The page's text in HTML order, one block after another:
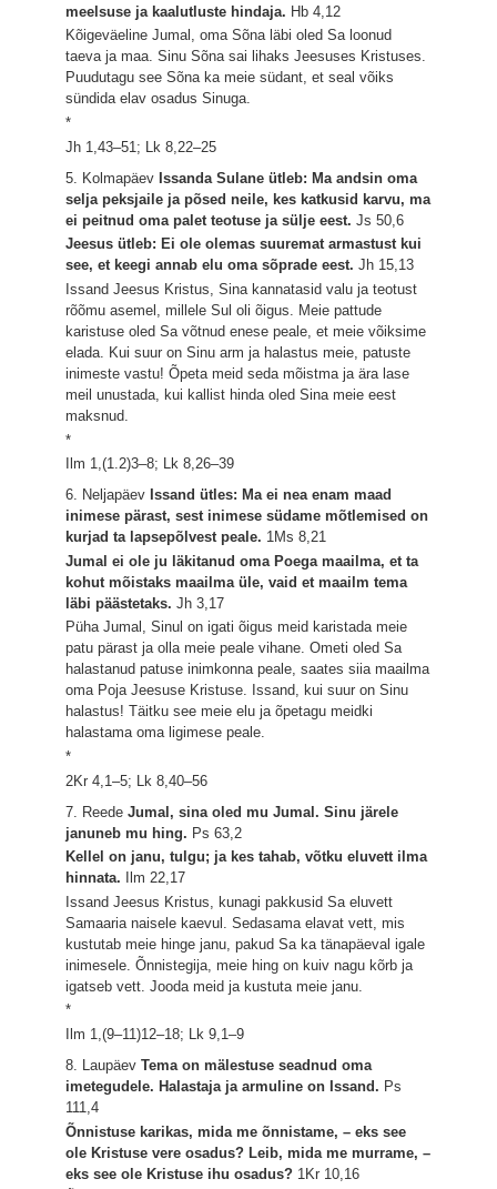
meelsuse ja kaalutluste hindaja. Hb 4,12
Kõigeväeline Jumal, oma Sõna läbi oled Sa loonud
taeva ja maa. Sinu Sõna sai lihaks Jeesuses Kristuses.
Puudutagu see Sõna ka meie südant, et seal võiks
sündida elav osadus Sinuga.
*
Jh 1,43–51; Lk 8,22–25
5. KolmapäevIssanda Sulane ütleb: Ma andsin oma
selja peksjaile ja põsed neile, kes katkusid karvu, ma
ei peitnud oma palet teotuse ja sülje eest.Js 50,6
Jeesus ütleb: Ei ole olemas suuremat armastust kui
see, et keegi annab elu oma sõprade eest.Jh 15,13
Issand Jeesus Kristus, Sina kannatasid valu ja teotust
rõõmu asemel, millele Sul oli õigus. Meie pattude
karistuse oled Sa võtnud enese peale, et meie võiksime
elada. Kui suur on Sinu arm ja halastus meie, patuste
inimeste vastu! Õpeta meid seda mõistma ja ära lase
meil unustada, kui kallist hinda oled Sina meie eest
maksnud.
*
Ilm 1,(1.2)3–8; Lk 8,26–39
6. Neljapäev Issand ütles: Ma ei nea enam maad
inimese pärast, sest inimese südame mõtlemised on
kurjad ta lapsepõlvest peale. 1Ms 8,21
Jumal ei ole ju läkitanud oma Poega maailma, et ta
kohut mõistaks maailma üle, vaid et maailm tema
läbi päästetaks.Jh 3,17
Püha Jumal, Sinul on igati õigus meid karistada meie
patu pärast ja olla meie peale vihane. Ometi oled Sa
halastanud patuse inimkonna peale, saates siia maailma
oma Poja Jeesuse Kristuse. Issand, kui suur on Sinu
halastus! Täitku see meie elu ja õpetagu meidki
halastama oma ligimese peale.
*
2Kr 4,1–5; Lk 8,40–56
7. ReedeJumal, sina oled mu Jumal. Sinu järele
januneb mu hing. Ps 63,2
Kellel on janu, tulgu; ja kes tahab, võtku eluvett ilma
hinnata.
Ilm 22,17
Issand Jeesus Kristus, kunagi pakkusid Sa eluvett
Samaaria naisele kaevul. Sedasama elavat vett, mis
kustutab meie hinge janu, pakud Sa ka tänapäeval igale
inimesele. Õnnistegija, meie hing on kuiv nagu kõrb ja
igatseb vett. Jooda meid ja kustuta meie janu.
*
Ilm 1,(9–11)12–18; Lk 9,1–9
8. LaupäevTema on mälestuse seadnud oma
imetegudele. Halastaja ja armuline on Issand. Ps
111,4
Õnnistuse karikas, mida me õnnistame, – eks see
ole Kristuse vere osadus? Leib, mida me murrame, –
eks see ole Kristuse ihu osadus? 1Kr 10,16